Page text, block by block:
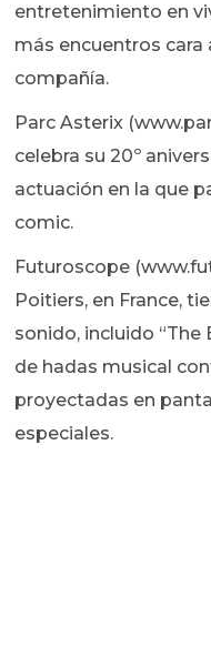
entretenimiento en
más encuentros cara
compañía.
Parc Asterix
celebra su 20º
actuación en la que
comic.
Futuroscope
Poitiers, en France,
sonido, incluido “The
de hadas musical
proyectadas en
especiales.